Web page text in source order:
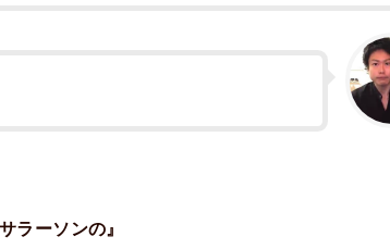
ラーソンの』